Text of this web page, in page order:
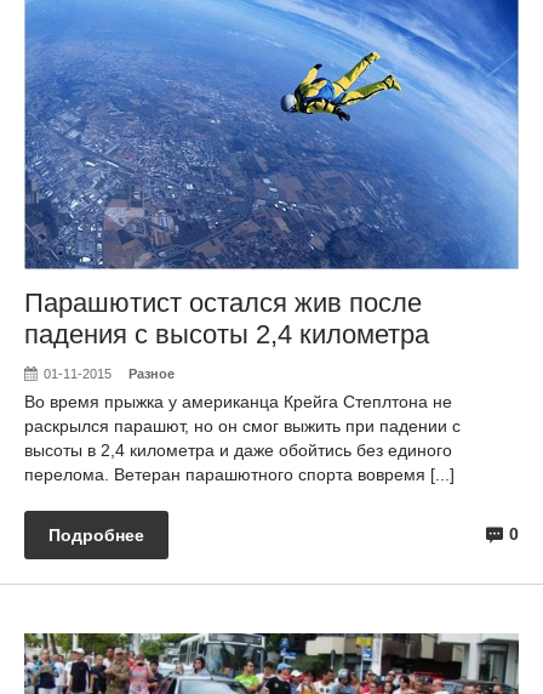
Парашютист остался жив после
падения с высоты 2,4 километра
01-11-2015 Разное
Во время прыжка у американца Крейга Степлтона не
раскрылся парашют, но он смог выжить при падении с
высоты в 2,4 километра и даже обойтись без единого
перелома. Ветеран парашютного спорта вовремя [...]
0
Подробнее